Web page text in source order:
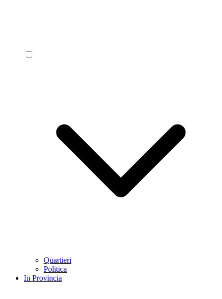
Quartieri
Politica
In Provincia